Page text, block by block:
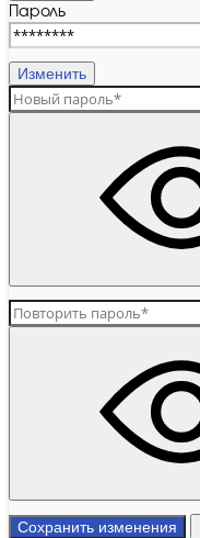
Пароль
Изменить
Сохранить изменения